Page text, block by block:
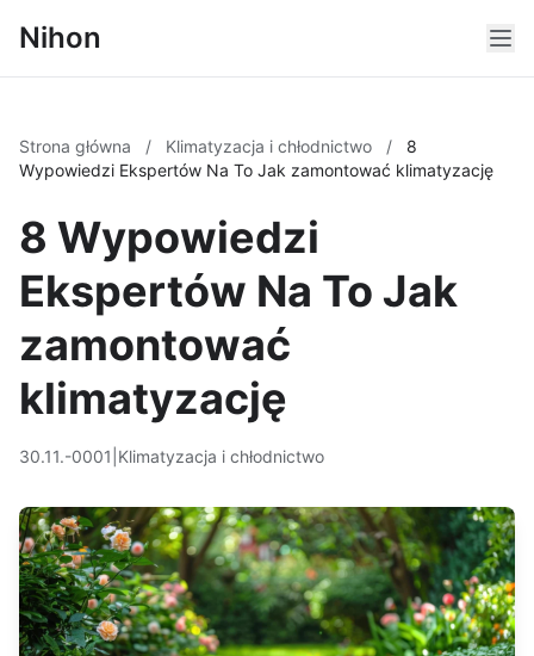
Nihon
Strona główna / Klimatyzacja i chłodnictwo /
8
Wypowiedzi Ekspertów Na To Jak zamontować klimatyzację
8 Wypowiedzi
Ekspertów Na To Jak
zamontować
klimatyzację
30.11.-0001 Klimatyzacja i chłodnictwo